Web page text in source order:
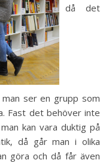
då det
ser en grupp som
Fast det behöver inte
kan vara duktig på
då går man i olika
göra och då får även